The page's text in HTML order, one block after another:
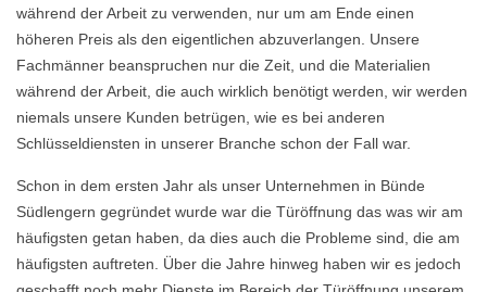
während der Arbeit zu verwenden, nur um am Ende einen
höheren Preis als den eigentlichen abzuverlangen. Unsere
Fachmänner beanspruchen nur die Zeit, und die Materialien
während der Arbeit, die auch wirklich benötigt werden, wir werden
niemals unsere Kunden betrügen, wie es bei anderen
Schlüsseldiensten in unserer Branche schon der Fall war.
Schon in dem ersten Jahr als unser Unternehmen in Bünde
Südlengern gegründet wurde war die Türöffnung das was wir am
häufigsten getan haben, da dies auch die Probleme sind, die am
häufigsten auftreten. Über die Jahre hinweg haben wir es jedoch